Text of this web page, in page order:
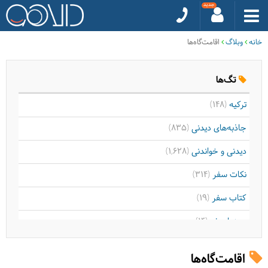
خانه وبلاگ اقامت‌گاه‌ها
تگ‌ها
ترکیه(148)
جاذبه‌های دیدنی(835)
دیدنی و خواندنی(1,628)
نکات سفر(314)
کتاب سفر(19)
سینما سفر (14)
اقامت‌گاه‌ها